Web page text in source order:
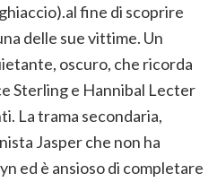
fine di scoprire
delle sue vittime. Un
oscuro, che ricorda
Sterling e Hannibal Lecter
La trama secondaria,
Jasper che non ha
ed è ansioso di completare